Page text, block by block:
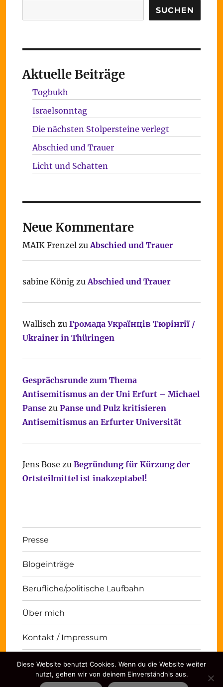
SUCHEN
Aktuelle Beiträge
Togbukh
Israelsonntag
Die nächsten Stolpersteine verlegt
Abschied und Trauer
Licht und Schatten
Neue Kommentare
MAIK FrenzelzuAbschied und Trauer
sabine KönigzuAbschied und Trauer
Wallisch zu Громада Українців Тюрінгії /
Ukrainer in Thüringen
Gesprächsrunde zum Thema
Antisemitismus an der Uni Erfurt – Michael
Pansezu Panse und Pulz kritisieren
Antisemitismus an Erfurter Universität
Jens Bose zu Begründung für Kürzung der
Ortsteilmittel ist inakzeptabel!
Presse
Blogeinträge
Berufliche/politische Laufbahn
Über mich
Kontakt / Impressum
Michael Panse Kontakt / Impressum
Stolz
präsentiert von WordPress
Diese Website benutzt Cookies. Wenn du die Website weiter
nutzt, gehen wir von deinem Einverständnis aus.